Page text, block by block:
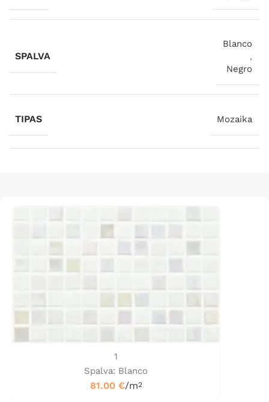
SPALVA
Blanco
,
Negro
TIPAS Mozaika
1
Spalva: Blanco
81.00 €/m2